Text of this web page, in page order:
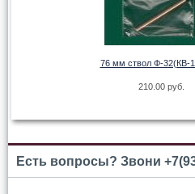
76 мм ствол Ф-32(КВ-
210.00 руб.
Есть вопросы? Звони